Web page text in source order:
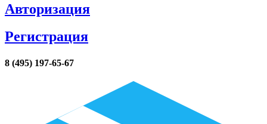
Авторизация
Регистрация
8 (495) 197-65-67